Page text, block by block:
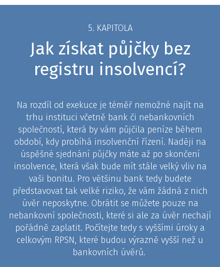
5. KAPITOLA
Jak získat půjčky bez
registru insolvencí?
Na rozdíl od exekuce je téměř nemožné najít na
trhu instituci včetně bank či nebankovních
společností, která by vám půjčila peníze během
období, kdy probíhá insolvenční řízení. Naději na
úspěšné sjednání půjčky máte až po skončení
insolvence, která však bude mít stále velký vliv na
vaši bonitu. Pro většinu bank tedy budete
představovat tak velké riziko, že vám žádná z nich
úvěr neposkytne. Obrátit se můžete pouze na
nebankovní společnosti, které si ale za úvěr nechají
pořádně zaplatit. Počítejte tedy s vyššími úroky a
celkovým RPSN, které budou výrazně vyšší než u
bankovních úvěrů.